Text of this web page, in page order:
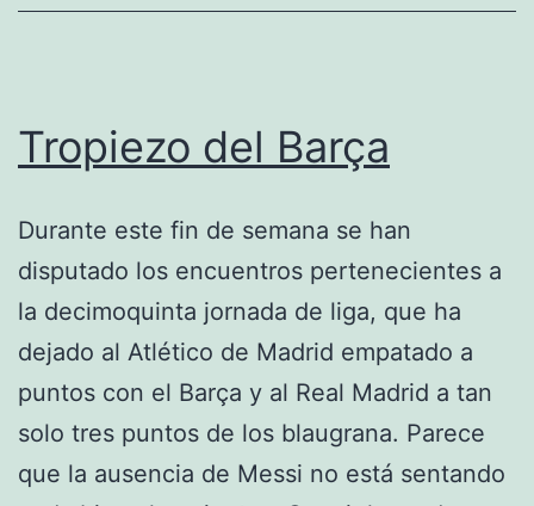
Tropiezo del Barça
Durante este fin de semana se han
disputado los encuentros pertenecientes a
la decimoquinta jornada de liga, que ha
dejado al Atlético de Madrid empatado a
puntos con el Barça y al Real Madrid a tan
solo tres puntos de los blaugrana. Parece
que la ausencia de Messi no está sentando